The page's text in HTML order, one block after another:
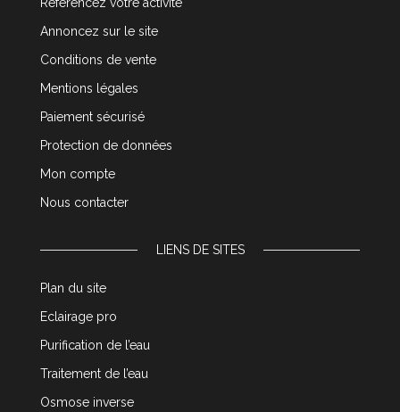
Annoncez sur le site
Conditions de vente
Mentions légales
Paiement sécurisé
Protection de données
Mon compte
Nous contacter
LIENS DE SITES
Plan du site
Eclairage pro
Purification de l’eau
Traitement de l’eau
Osmose inverse